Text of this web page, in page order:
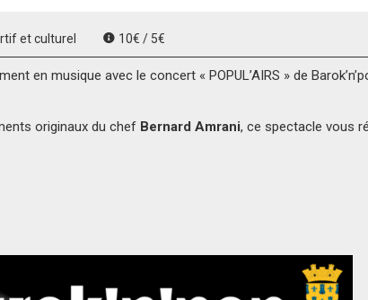
et culturel 10€ / 5€
en musique avec le concert « POPUL’AIRS » de
originaux du chef Bernard Amrani, ce spectacle vous